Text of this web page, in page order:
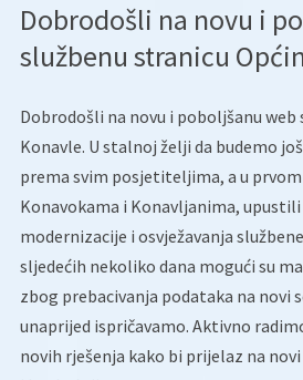
Dobrodošli na novu i
službenu stranicu
Dobrodošli na novu i poboljšanu web
Konavle. U stalnoj želji da budemo
prema svim posjetiteljima, a u prvom
Konavokama i Konavljanima, upustili
modernizacije i osvježavanja
sljedećih nekoliko dana mogući su
zbog prebacivanja podataka na novi
unaprijed ispričavamo. Aktivno
novih rješenja kako bi prijelaz na